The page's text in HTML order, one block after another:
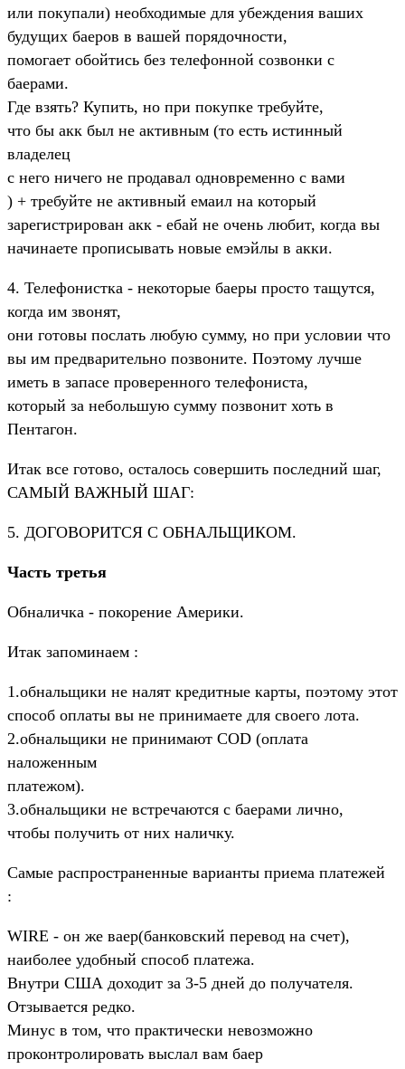
или покупали) необходимые для убеждения ваших
будущих баеров в вашей порядочности,
помогает обойтись без телефонной созвонки с
баерами.
Где взять? Купить, но при покупке требуйте,
что бы акк был не активным (то есть истинный
владелец
с него ничего не продавал одновременно с вами
) + требуйте не активный емаил на который
зарегистрирован акк - ебай не очень любит, когда вы
начинаете прописывать новые емэйлы в акки.
4. Телефонистка - некоторые баеры просто тащутся,
когда им звонят,
они готовы послать любую сумму, но при условии что
вы им предварительно позвоните. Поэтому лучше
иметь в запасе проверенного телефониста,
который за небольшую сумму позвонит хоть в
Пентагон.
Итак все готово, осталось совершить последний шаг,
САМЫЙ ВАЖНЫЙ ШАГ:
5. ДОГОВОРИТСЯ С ОБНАЛЬЩИКОМ.
Часть третья
Обналичка - покорение Америки.
Итак запоминаем :
1.обнальщики не налят кредитные карты, поэтому этот
способ оплаты вы не принимаете для своего лота.
2.обнальщики не принимают COD (оплата
наложенным
платежом).
3.обнальщики не встречаются с баерами лично,
чтобы получить от них наличку.
Самые распространенные варианты приема платежей
:
WIRE - он же ваер(банковский перевод на счет),
наиболее удобный способ платежа.
Внутри США доходит за 3-5 дней до получателя.
Отзывается редко.
Минус в том, что практически невозможно
проконтролировать выслал вам баер